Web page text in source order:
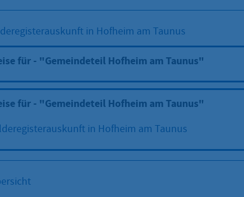
in Hofheim am Taunus
für - "Gemeindeteil Hofheim am Taunus"
für - "Gemeindeteil Hofheim am Taunus"
in Hofheim am Taunus